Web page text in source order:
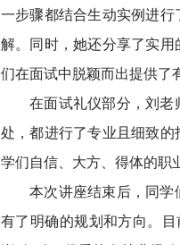
一步骤都结合生动实例进
解。同时，她还分享了实
们在面试中脱颖而出提供了
在面试礼仪部分，刘老
处，都进行了专业且细致
学们自信、大方、得体的职
本次讲座结束后，同学
有了明确的规划和方向。